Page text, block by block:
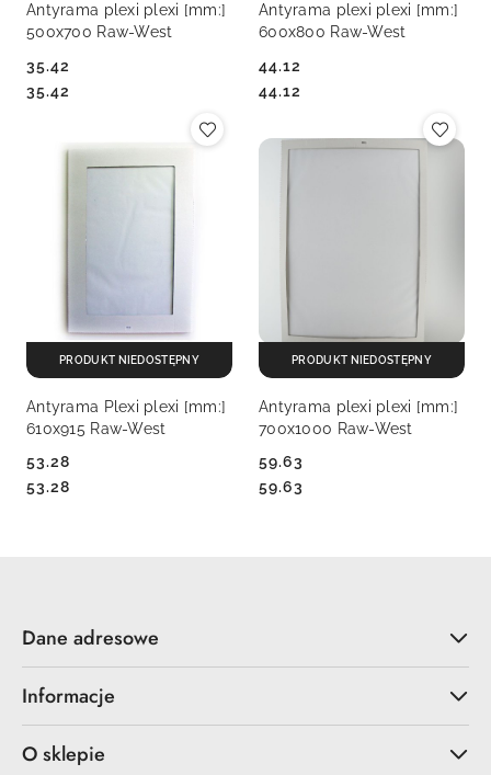
Antyrama plexi plexi [mm:]
500x700 Raw-West
Cena:
35.42
Cena:
35.42
Antyrama plexi plexi [mm:]
600x800 Raw-West
Cena:
44.12
Cena:
44.12
Antyrama Plexi plexi [mm:]
610x915 Raw-West
Cena:
53.28
Cena:
53.28
PRODUKT NIEDOSTĘPNY
Antyrama plexi plexi [mm:]
700x1000 Raw-West
Cena:
59.63
Cena:
59.63
PRODUKT NIEDOSTĘPNY
Dane adresowe
Informacje
O sklepie